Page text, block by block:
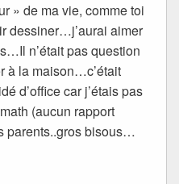
» de ma vie, comme toi
dessiner…j’aurai aimer
n’était pas question
à la maison…c’était
d’office car j’étais pas
(aucun rapport
parents..gros bisous…